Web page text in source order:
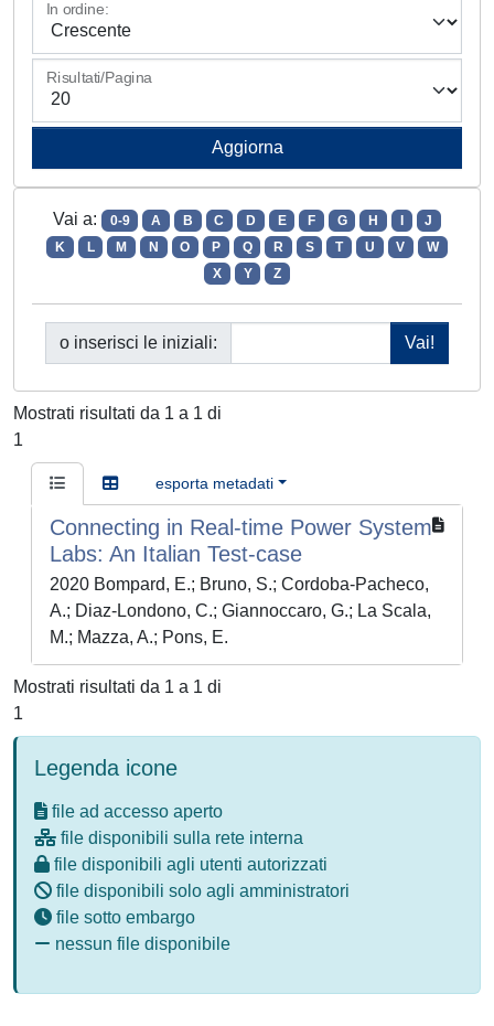
In ordine:
Risultati/Pagina
Vai a: 0-9 A B C D E F G H
J
K
L M N O P Q R S T U V
W
X
Y Z
o inserisci le iniziali:
Mostrati risultati da 1 a 1 di
1
esporta metadati
Connecting in Real-time Power System
Labs: An Italian Test-case
2020 Bompard, E.; Bruno, S.; Cordoba-Pacheco,
A.; Diaz-Londono, C.; Giannoccaro, G.; La Scala,
M.; Mazza, A.; Pons, E.
Mostrati risultati da 1 a 1 di
1
Legenda icone
file ad accesso aperto
file disponibili sulla rete interna
file disponibili agli utenti autorizzati
file disponibili solo agli amministratori
file sotto embargo
nessun file disponibile